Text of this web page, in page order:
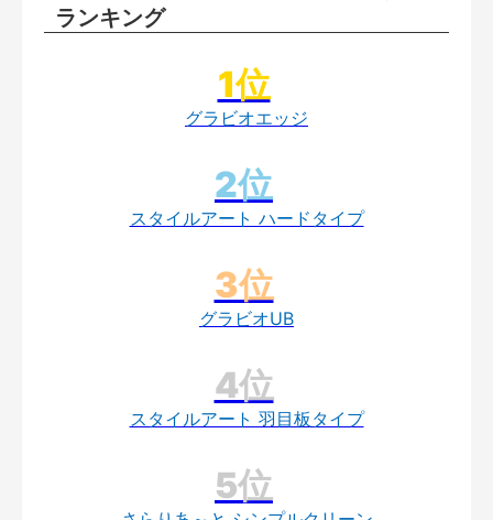
ランキング
グラビオエッジ
スタイルアート ハードタイプ
グラビオUB
スタイルアート 羽目板タイプ